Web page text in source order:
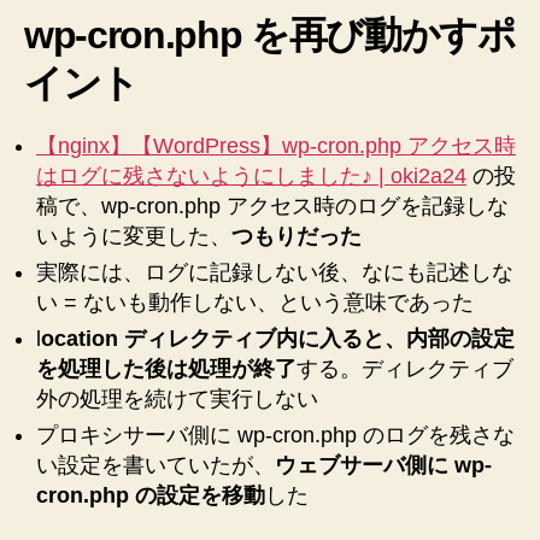
せ
直
し
ま
し
た
わ
♪【た
だ
し
不
完
全】
へ
の
wp-cron.php を再び動かすポ
イント
【nginx】【WordPress】wp-cron.php アクセス時
はログに残さないようにしました♪ | oki2a24 の投
稿で、wp-cron.php アクセス時のログを記録しな
いように変更した、 つもりだった
実際には、ログに記録しない後、なにも記述しな
い = ないも動作しない、という意味であった
ocation ディレクティブ内に入ると、内部の設定
を処理した後は処理が終了する。ディレクティブ
外の処理を続けて実行しない
プロキシサーバ側に wp-cron.php のログを残さな
い設定を書いていたが、 ウェブサーバ側に wp-
cron.php の設定を移動 した